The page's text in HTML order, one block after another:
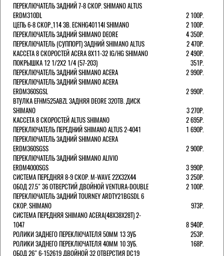
ПЕРЕКЛЮЧАТЕЛЬ ЗАДНИЙ 7-8 СКОР. SHIMANO ALTUS
ERDM310DL
2 100Р.
ЦЕПЬ 6-8 СКОР.,114 ЗВ. ECNHG40114I SHIMANO
2 100Р.
ПЕРЕКЛЮЧАТЕЛЬ ЗАДНИЙ SHIMANO DEORE
4 350Р.
ПЕРЕКЛЮЧАТЕЛЬ (СУППОРТ) ЗАДНИЙ SHIMANO ALTUS
2 470Р.
КАССЕТА 8 СКОРОСТЕЙ ACERA 8Х11-32 IG/HG SHIMANO
2 490Р.
ПОКРЫШКА 12 1/2X2 1/4 (57-203)
351Р.
ПЕРЕКЛЮЧАТЕЛЬ ЗАДНИЙ SHIMANO ACERA
2 990Р.
ПЕРЕКЛЮЧАТЕЛЬ ЗАДНИЙ SHIMANO ACERA
ERDM360SGSL
2 990Р.
ВТУЛКА EFHM525ABZL ЗАДНЯЯ DEORE 32ОТВ. ДИСК
SHIMANO
3 270Р.
КАССЕТА 8 СКОРОСТЕЙ ALTUS SHIMANO
2 695Р.
ПЕРЕКЛЮЧАТЕЛЬ ПЕРЕДНИЙ SHIMANO ALTUS 2-4041
1 690Р.
ПЕРЕКЛЮЧАТЕЛЬ ЗАДНИЙ SHIMANO ACERA
ERDM360SGSS
2 900Р.
ПЕРЕКЛЮЧАТЕЛЬ ЗАДНИЙ SHIMANO ALIVIO
ERDM4000SGS
3 990Р.
СИСТЕМА ПЕРЕДНЯЯ 8-9 СКОР. M-WAVE 22Х32Х44
3 250Р.
ОБОД 27.5" 36 ОТВЕРСТИЙ ДВОЙНОЙ VENTURA-DOUBLE
2 100Р.
ПЕРЕКЛЮЧАТЕЛЬ ЗАДНИЙ TOURNEY ARDTY21BGSDL 6
СКОР. SHIMANO
973Р.
СИСТЕМА ПЕРЕДНЯЯ SHIMANO ACERA(48Х38Х28Т) 2-
1047
8 940Р.
РОЛИКИ ЗАДНЕГО ПЕРЕКЛЮЧАТЕЛЯ 50ММ 13 ЗУБ
253Р.
РОЛИКИ ЗАДНЕГО ПЕРЕКЛЮЧАТЕЛЯ 40ММ 10 ЗУБ.
168Р.
ОБОД 26" 6-152619 ДВОЙНОЙ 32 ОТВЕРСТИЯ DC19